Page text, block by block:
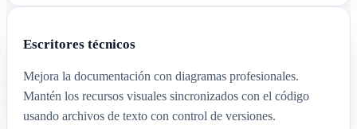
Escritores técnicos
Mejora la documentación con diagramas profesionales.
Mantén los recursos visuales sincronizados con el código
usando archivos de texto con control de versiones.